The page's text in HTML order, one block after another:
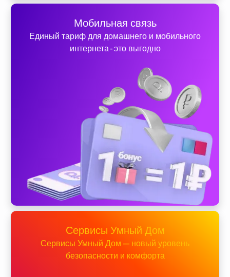
Мобильная связь
Единый тариф для домашнего и мобильного
интернета - это выгодно
Сервисы Умный Дом
Сервисы Умный Дом — новый уровень
безопасности и комфорта